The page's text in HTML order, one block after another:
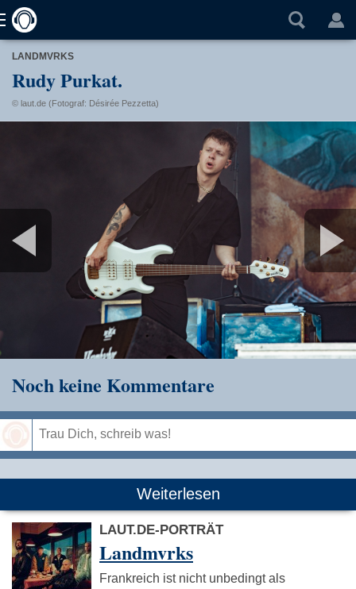
LANDMVRKS
Rudy Purkat.
© laut.de (Fotograf: Désirée Pezzetta)
Noch keine Kommentare
Weiterlesen
LAUT.DE-PORTRÄT
Landmvrks
Frankreich ist nicht unbedingt als